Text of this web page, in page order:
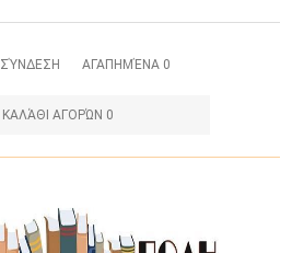
ΣΎΝΔΕΣΗ ΑΓΑΠΗΜΈΝΑ 0
ΚΑΛΆΘΙ ΑΓΟΡΏΝ 0